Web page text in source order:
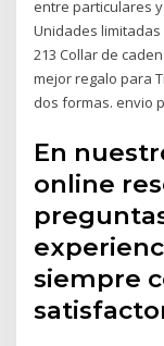
entre particulares
Unidades limitadas
213 Collar de
mejor regalo para
dos formas. envio
En
online
siempre